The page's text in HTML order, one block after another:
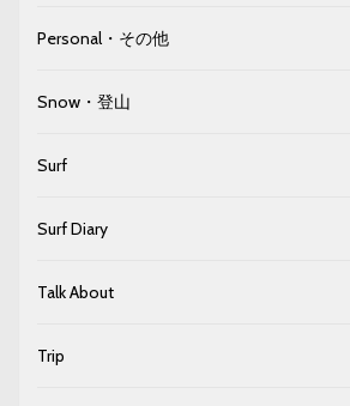
Personal・その他
Snow・登山
Surf
Surf Diary
Talk About
Trip